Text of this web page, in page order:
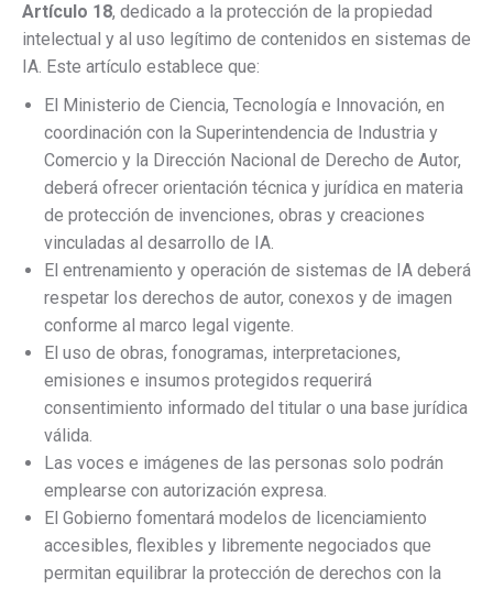
Artículo 18, dedicado a la protección de la propiedad
intelectual y al uso legítimo de contenidos en sistemas de
IA. Este artículo establece que:
El Ministerio de Ciencia, Tecnología e Innovación, en
coordinación con la Superintendencia de Industria y
Comercio y la Dirección Nacional de Derecho de Autor,
deberá ofrecer orientación técnica y jurídica en materia
de protección de invenciones, obras y creaciones
vinculadas al desarrollo de IA.
El entrenamiento y operación de sistemas de IA deberá
respetar los derechos de autor, conexos y de imagen
conforme al marco legal vigente.
El uso de obras, fonogramas, interpretaciones,
emisiones e insumos protegidos requerirá
consentimiento informado del titular o una base jurídica
válida.
Las voces e imágenes de las personas solo podrán
emplearse con autorización expresa.
El Gobierno fomentará modelos de licenciamiento
accesibles, flexibles y libremente negociados que
permitan equilibrar la protección de derechos con la